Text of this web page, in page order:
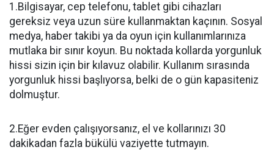
1.Bilgisayar, cep telefonu, tablet gibi cihazları
gereksiz veya uzun süre kullanmaktan kaçının. Sosyal
medya, haber takibi ya da oyun için kullanımlarınıza
mutlaka bir sınır koyun. Bu noktada kollarda yorgunluk
hissi sizin için bir kılavuz olabilir. Kullanım sırasında
yorgunluk hissi başlıyorsa, belki de o gün kapasiteniz
dolmuştur.
2.Eğer evden çalışıyorsanız, el ve kollarınızı 30
dakikadan fazla bükülü vaziyette tutmayın.